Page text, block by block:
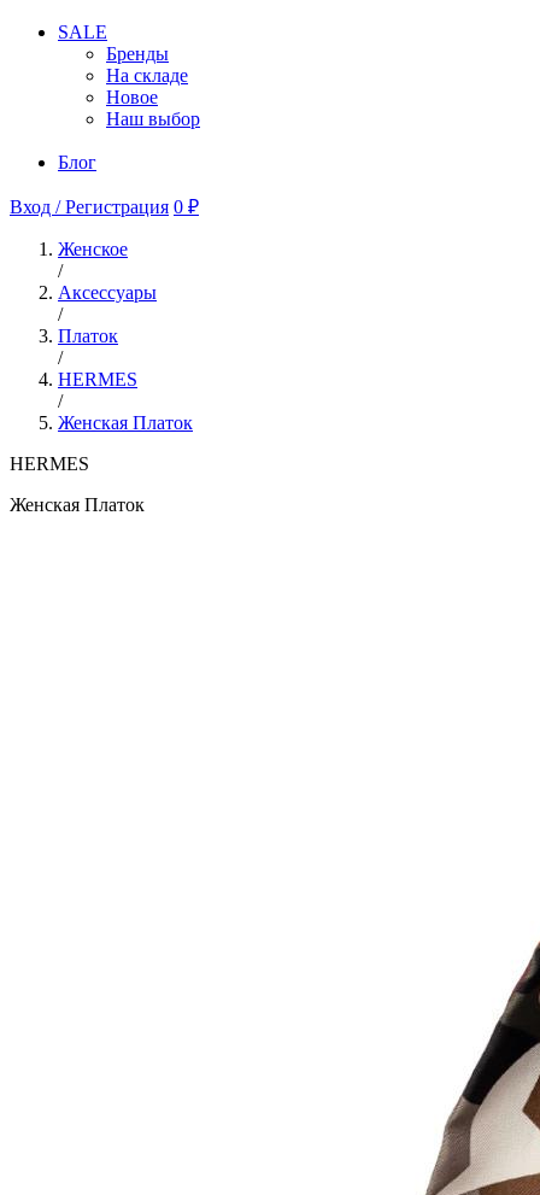
SALE
Бренды
На складе
Новое
Наш выбор
Блог
Вход / Регистрация 0 ₽
Женское
/
Аксессуары
/
Платок
/
HERMES
/
Женская Платок
HERMES
Женская Платок